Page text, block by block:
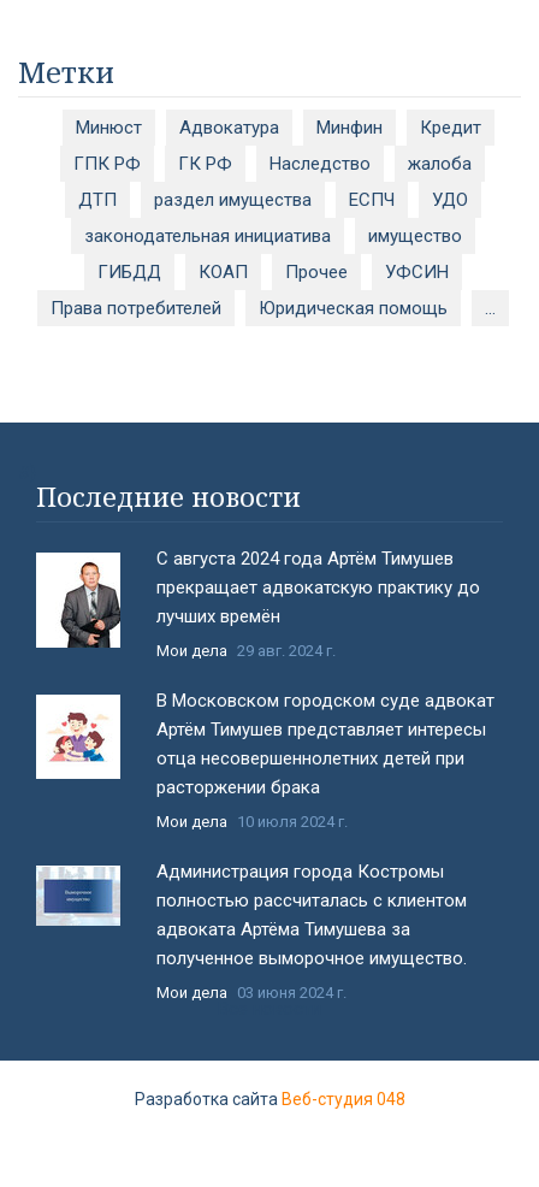
Метки
Минюст Адвокатура Минфин
Кредит
ГПК РФ
ГК РФ Наследство
жалоба
ДТП
раздел имущества ЕСПЧ
УДО
законодательная инициатива
имущество
ГИБДД
КОАП Прочее
УФСИН
Права потребителей
Юридическая помощь ...
Последние новости
С августа 2024 года Артём Тимушев
прекращает адвокатскую практику до
лучших времён
Мои дела 29 авг. 2024 г.
В Московском городском суде адвокат
Артём Тимушев представляет интересы
отца несовершеннолетних детей при
расторжении брака
Мои дела 10 июля 2024 г.
Администрация города Костромы
полностью рассчиталась с клиентом
адвоката Артёма Тимушева за
полученное выморочное имущество.
Мои дела 03 июня 2024 г.
Разработка сайта Веб-студия 048